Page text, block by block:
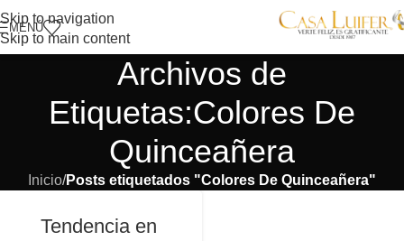
Skip to navigation
Skip to main content
MENÚ
Archivos de
Etiquetas:Colores De
Quinceañera
Inicio/Posts etiquetados "Colores De Quinceañera"
Tendencia en